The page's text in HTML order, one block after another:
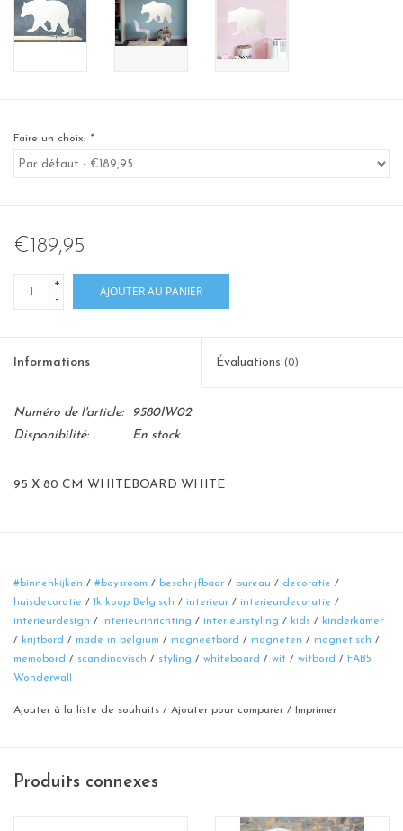
Faire un choix: *
€189,95
+
-
AJOUTER AU PANIER
Informations Évaluations (0)
Numéro de l'article:
9580IW02
Disponibilité:
En stock
95 X 80 CM WHITEBOARD WHITE
#binnenkijken / #boysroom / beschrijfbaar / bureau / decoratie /
huisdecoratie / Ik koop Belgisch / interieur / interieurdecoratie /
interieurdesign / interieurinrichting / interieurstyling / kids / kinderkamer
/ krijtbord / made in belgium / magneetbord / magneten / magnetisch /
memobord / scandinavisch / styling / whiteboard / wit / witbord / FAB5
Wonderwall
Ajouter à la liste de souhaits / Ajouter pour comparer / Imprimer
Produits connexes